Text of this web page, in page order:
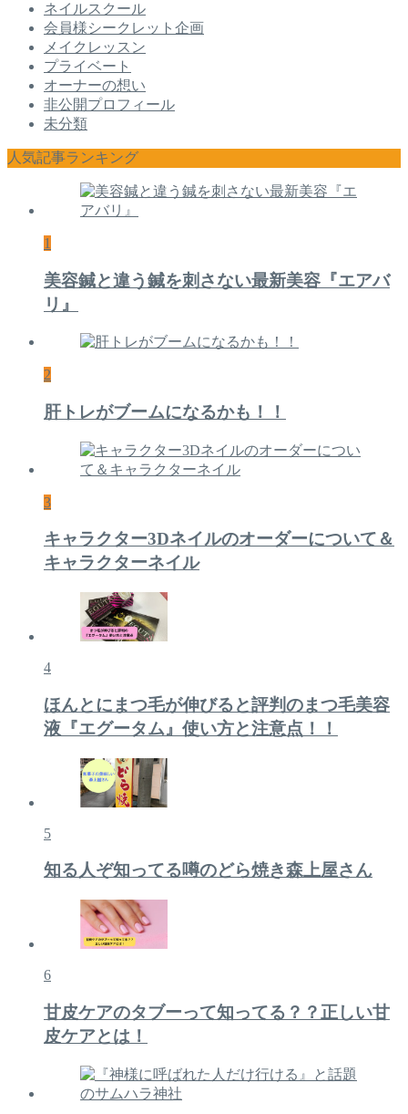
ネイルスクール
会員様シークレット企画
メイクレッスン
プライベート
オーナーの想い
非公開プロフィール
未分類
人気記事ランキング
1
美容鍼と違う鍼を刺さない最新美容『エアバ
リ』
2
肝トレがブームになるかも！！
3
キャラクター3Dネイルのオーダーについて＆
キャラクターネイル
4
ほんとにまつ毛が伸びると評判のまつ毛美容
液『エグータム』使い方と注意点！！
5
知る人ぞ知ってる噂のどら焼き森上屋さん
6
甘皮ケアのタブーって知ってる？？正しい甘
皮ケアとは！